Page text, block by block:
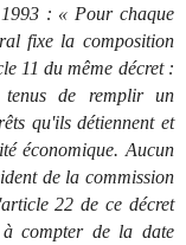
: « Pour chaque
fixe la composition
11 du même décret :
de remplir un
qu'ils détiennent et
économique. Aucun
de la commission
22 de ce décret
compter de la date